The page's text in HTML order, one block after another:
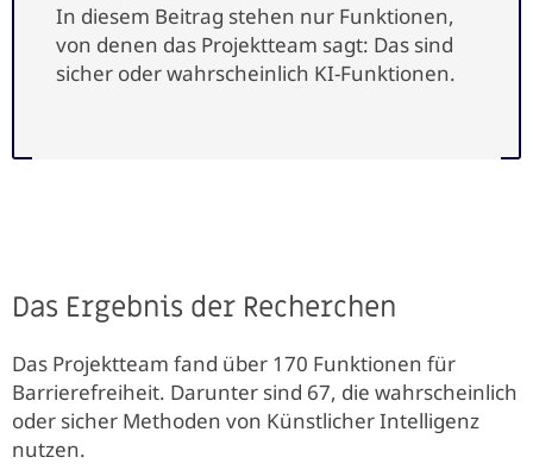
In diesem Beitrag stehen nur Funktionen,
von denen das Projektteam sagt: Das sind
sicher oder wahrscheinlich KI-Funktionen.
Das Ergebnis der Recherchen
Das Projektteam fand über 170 Funktionen für
Barrierefreiheit. Darunter sind 67, die wahrscheinlich
oder sicher Methoden von Künstlicher Intelligenz
nutzen.